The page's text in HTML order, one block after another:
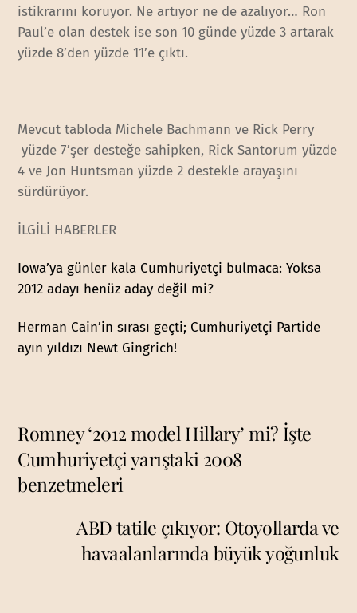
istikrarını koruyor. Ne artıyor ne de azalıyor… Ron
Paul’e olan destek ise son 10 günde yüzde 3 artarak
yüzde 8’den yüzde 11’e çıktı.
Mevcut tabloda Michele Bachmann ve Rick Perry
yüzde 7’şer desteğe sahipken, Rick Santorum yüzde
4 ve Jon Huntsman yüzde 2 destekle arayaşını
sürdürüyor.
İLGİLİ HABERLER
Iowa’ya günler kala Cumhuriyetçi bulmaca: Yoksa
2012 adayı henüz aday değil mi?
Herman Cain’in sırası geçti; Cumhuriyetçi Partide
ayın yıldızı Newt Gingrich!
Romney ‘2012 model Hillary’ mi? İşte
Cumhuriyetçi yarıştaki 2008
benzetmeleri
ABD tatile çıkıyor: Otoyollarda ve
havaalanlarında büyük yoğunluk